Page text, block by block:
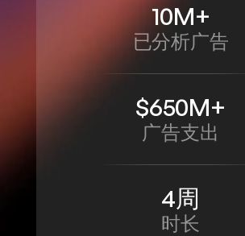
10M+
已分析广告
$650M+
广告支出
4周
时长